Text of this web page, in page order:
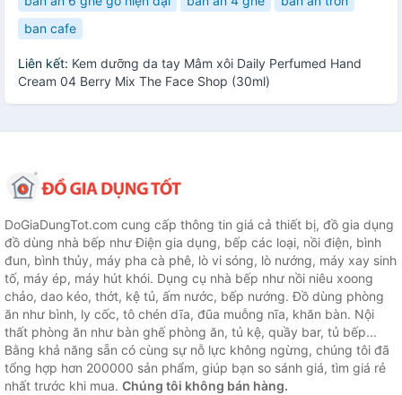
ban cafe
Liên kết: Kem dưỡng da tay Mâm xôi Daily Perfumed Hand
Cream 04 Berry Mix The Face Shop (30ml)
DoGiaDungTot.com cung cấp thông tin giá cả thiết bị, đồ gia dụng
đồ dùng nhà bếp như Điện gia dụng, bếp các loại, nồi điện, bình
đun, bình thủy, máy pha cà phê, lò vi sóng, lò nướng, máy xay sinh
tố, máy ép, máy hút khói. Dụng cụ nhà bếp như nồi niêu xoong
chảo, dao kéo, thớt, kệ tủ, ấm nước, bếp nướng. Đồ dùng phòng
ăn như bình, ly cốc, tô chén dĩa, đũa muỗng nĩa, khăn bàn. Nội
thất phòng ăn như bàn ghế phòng ăn, tủ kệ, quầy bar, tủ bếp...
Bằng khả năng sẵn có cùng sự nỗ lực không ngừng, chúng tôi đã
tổng hợp hơn 200000 sản phẩm, giúp bạn so sánh giá, tìm giá rẻ
nhất trước khi mua. Chúng tôi không bán hàng.